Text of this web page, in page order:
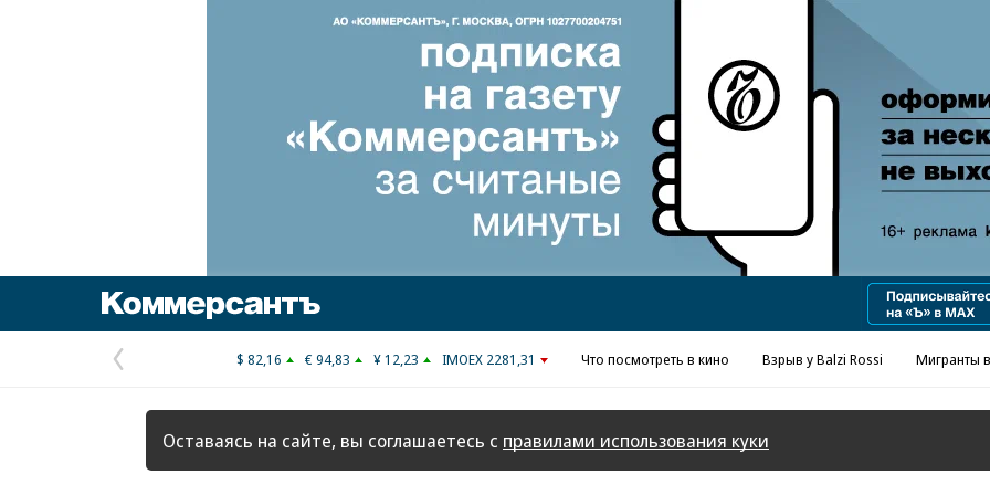
Реклама в «Ъ» www.kommersant.ru/ad
Предыдущая
страница
$ 82,16 € 94,83 ¥ 12,23 IMOEX 2281,31 Что посмотреть в кино Взрыв у Balzi Rossi Мигранты
Оставаясь на сайте, вы соглашаетесь с правилами использования куки